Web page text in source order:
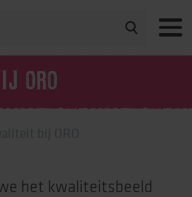
ORO
het kwaliteitsbeeld